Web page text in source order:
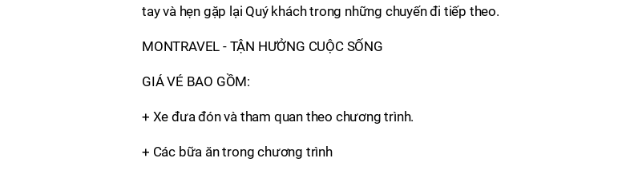
tay và hẹn gặp lại Quý khách trong những chuyến đi tiếp theo.
MONTRAVEL - TẬN HƯỞNG CUỘC SỐNG
GIÁ VÉ BAO GỒM:
+ Xe đưa đón và tham quan theo chương trình.
+ Các bữa ăn trong chương trình